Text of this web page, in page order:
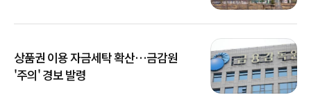
상품권 이용 자금세탁 확산…금감원
'주의' 경보 발령